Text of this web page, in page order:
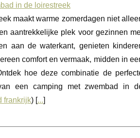
in de loirestreek
maakt warme zomerdagen niet
aantrekkelijke plek voor gezinnen
aan de waterkant, genieten
comfort en vermaak, midden in
hoe deze combinatie de
een camping met zwembad in
frankrijk) [...]